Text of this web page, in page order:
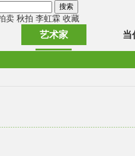
卖 秋拍 李虹霖 收藏
艺术家 当